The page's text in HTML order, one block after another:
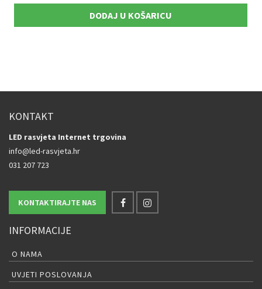
DODAJ U KOŠARICU
KONTAKT
LED rasvjeta Internet trgovina
info@led-rasvjeta.hr
031 207 723
KONTAKTIRAJTE NAS
INFORMACIJE
O NAMA
UVJETI POSLOVANJA